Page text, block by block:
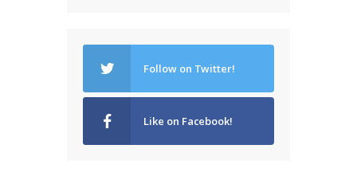
Follow on Twitter!
Like on Facebook!